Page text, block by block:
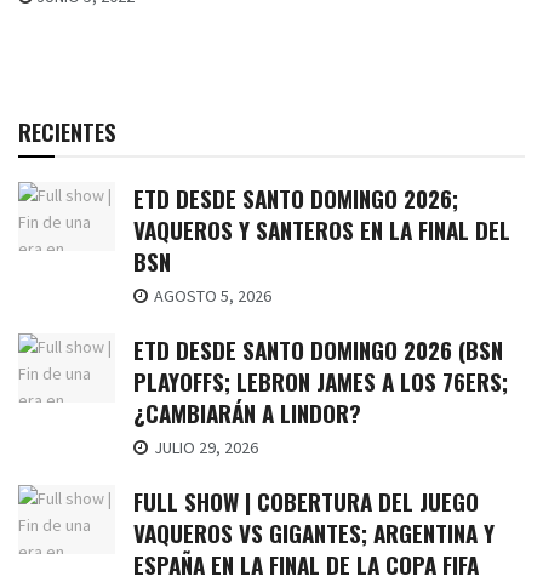
RECIENTES
ETD DESDE SANTO DOMINGO 2026;
VAQUEROS Y SANTEROS EN LA FINAL DEL
BSN
AGOSTO 5, 2026
ETD DESDE SANTO DOMINGO 2026 (BSN
PLAYOFFS; LEBRON JAMES A LOS 76ERS;
¿CAMBIARÁN A LINDOR?
JULIO 29, 2026
FULL SHOW | COBERTURA DEL JUEGO
VAQUEROS VS GIGANTES; ARGENTINA Y
ESPAÑA EN LA FINAL DE LA COPA FIFA